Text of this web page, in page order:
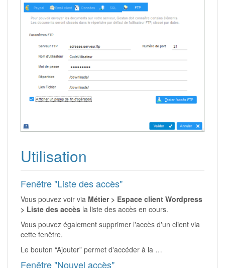
Utilisation
Fenêtre "Liste des accès"
Vous pouvez voir via Métier > Espace client Wordpress
> Liste des accès la liste des accès en cours.
Vous pouvez également supprimer l'accès d'un client via
cette fenêtre.
Le bouton “Ajouter” permet d'accéder à la …
Fenêtre "Nouvel accès"